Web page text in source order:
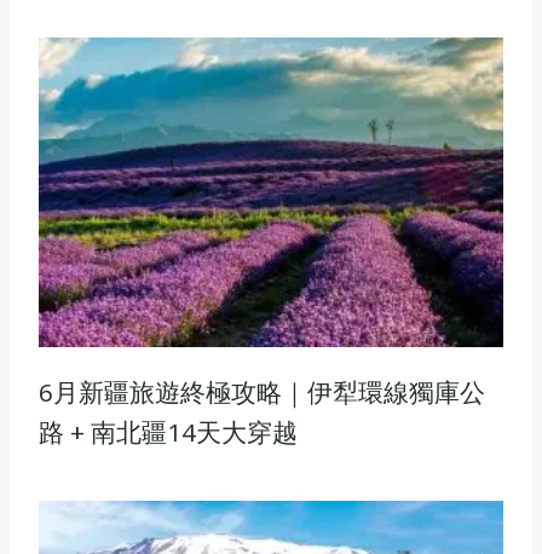
6月新疆旅遊終極攻略｜伊犁環線獨庫公
路 + 南北疆14天大穿越